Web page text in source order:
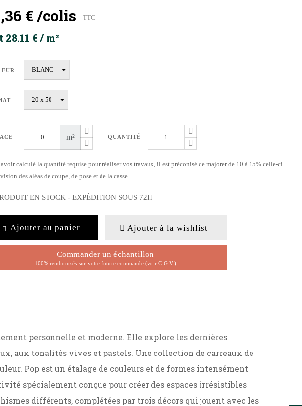
€ /colis TTC
28.11 € / m²
m² QUANTITÉ
avoir calculé la quantité requise pour réaliser vos travaux, il est préconisé de majorer de 10 à 15% celle-ci
des aléas de coupe, de pose et de la casse.
EN STOCK - EXPÉDITION SOUS 72H
Ajouter au panier Ajouter à la wishlist
Commander un échantillon
100% remboursés sur votre future commande (voir C.G.V.)
personnelle et moderne. Elle explore les dernières
aux tonalités vives et pastels. Une collection de carreaux de
Pop est un étalage de couleurs et de formes intensément
spécialement conçue pour créer des espaces irrésistibles
différents, complétées par trois décors qui jouent avec les